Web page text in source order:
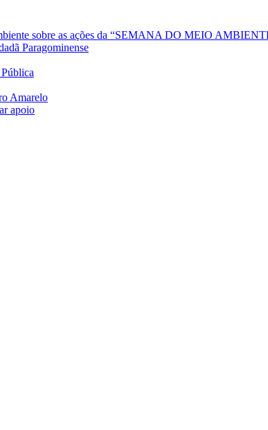
sobre as ações da “SEMANA DO MEIO
Paragominense
Amarelo
apoio